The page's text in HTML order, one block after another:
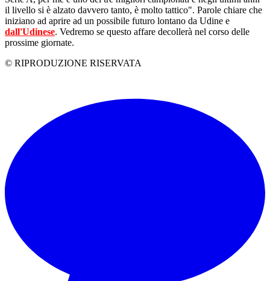
il livello si è alzato davvero tanto, è molto tattico". Parole chiare che
iniziano ad aprire ad un possibile futuro lontano da Udine e
dall'Udinese. Vedremo se questo affare decollerà nel corso delle
prossime giornate.
© RIPRODUZIONE RISERVATA